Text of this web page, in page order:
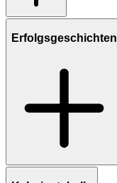
Erfolgsgeschichten